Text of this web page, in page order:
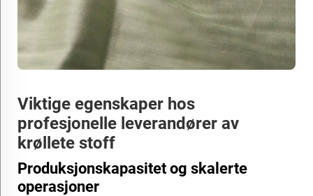
Viktige egenskaper hos
profesjonelle leverandører av
krøllete stoff
Produksjonskapasitet og skalerte
operasjoner